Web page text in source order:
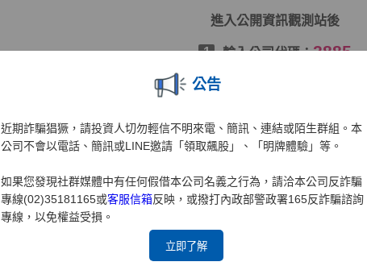
公告
近期詐騙猖獗，請投資人切勿輕信不明來電、簡訊、連結或陌生群組。本
公司不會以電話、簡訊或LINE邀請「領取飆股」、「明牌體驗」等。
如果您發現社群媒體中有任何假借本公司名義之行為，請洽本公司反詐騙
專線(02)35181165或客服信箱反映，或撥打內政部警政署165反詐騙諮詢
專線，以免權益受損。
立即了解
進入公開資訊觀測站後
1 輸入公司代碼：2885
2